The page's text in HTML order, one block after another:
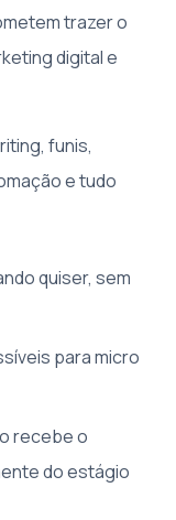
trazer o
digital e
funis,
e tudo
quiser, sem
para micro
recebe o
do estágio